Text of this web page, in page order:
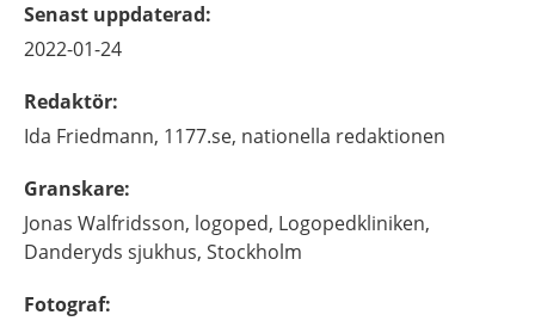
Senast uppdaterad:
2022-01-24
Redaktör:
Ida Friedmann, 1177.se, nationella redaktionen
Granskare:
Jonas Walfridsson, logoped, Logopedkliniken,
Danderyds sjukhus, Stockholm
Fotograf: